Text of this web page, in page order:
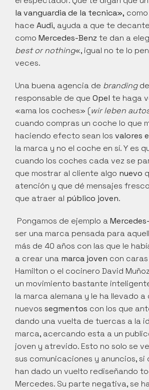
la vanguardia de la tecnica»,
hace Audi, ayuda a que te
como Mercedes-Benz te dan a
best or nothing«, igual no te lo
veces.
Una buena agencia de branding
responsable de que Opel te haga
«ama los coches» (wir leben
cuando compras un coche lo que
haciendo efecto sean los valores
la marca y no el coche en sí. Y es
cuando los coches cada vez se
que mostrar al cliente algo nuevo
atención y que dé mensajes
que atraer al público joven.
Pongamos de ejemplo a
ser una marca pensada para
más de 40 años con las que le
a crear una marca joven con
Hamilton o el cocinero David
un movimiento bastante
la marca alemana y le ha llevado
nuevos segmentos con los que
dando una vuelta de tuercas a la
marca, acercando esta a un
joven y atrevido. Esto no solo se
sus comunicaciones y anuncios, si
han dado un vuelto rediseñando
Mercedes. Su parte negativa, se